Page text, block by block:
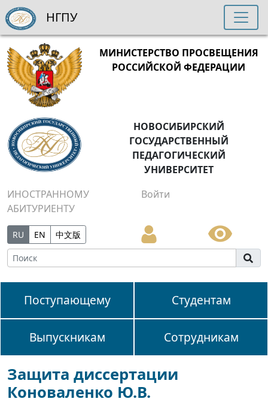
МИНИСТЕРСТВО ПРОСВЕЩЕНИЯ
РОССИЙСКОЙ ФЕДЕРАЦИИ
НОВОСИБИРСКИЙ
ГОСУДАРСТВЕННЫЙ
ПЕДАГОГИЧЕСКИЙ
УНИВЕРСИТЕТ
ИНОСТРАННОМУ
АБИТУРИЕНТУ
Войти
RU EN 中文版
Поступающему Студентам
Выпускникам Сотрудникам
НГПУ
Защита диссертации
Коноваленко Ю.В.